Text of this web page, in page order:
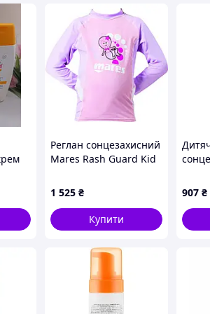
Реглан сонцезахисний
Mares Rash Guard Kid
1 525 ₴
Купити
907 ₴